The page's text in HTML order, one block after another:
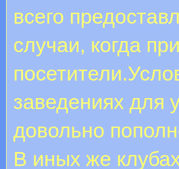
всего
случаи, когда
заведениях для
довольно
В иных же